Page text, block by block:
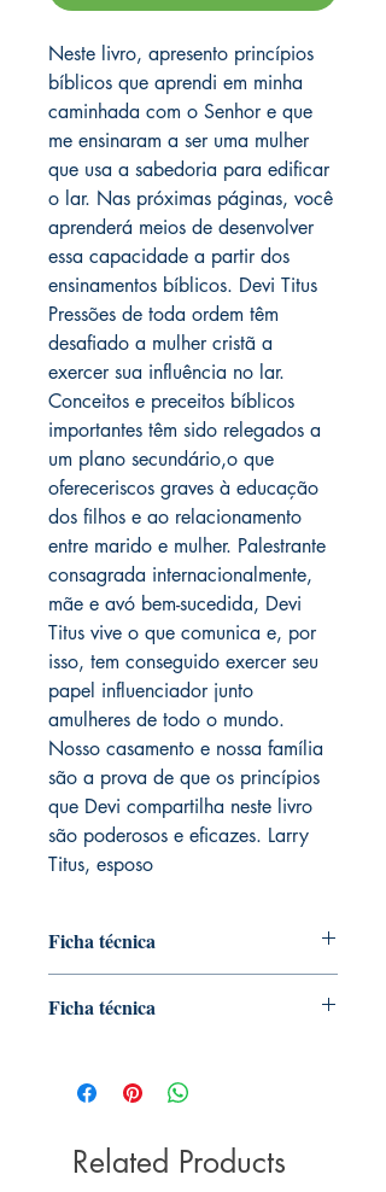
Neste livro, apresento princípios
bíblicos que aprendi em minha
caminhada com o Senhor e que
me ensinaram a ser uma mulher
que usa a sabedoria para edificar
o lar. Nas próximas páginas, você
aprenderá meios de desenvolver
essa capacidade a partir dos
ensinamentos bíblicos. Devi Titus
Pressões de toda ordem têm
desafiado a mulher cristã a
exercer sua influência no lar.
Conceitos e preceitos bíblicos
importantes têm sido relegados a
um plano secundário,o que
ofereceriscos graves à educação
dos filhos e ao relacionamento
entre marido e mulher. Palestrante
consagrada internacionalmente,
mãe e avó bem-sucedida, Devi
Titus vive o que comunica e, por
isso, tem conseguido exercer seu
papel influenciador junto
amulheres de todo o mundo.
Nosso casamento e nossa família
são a prova de que os princípios
que Devi compartilha neste livro
são poderosos e eficazes. Larry
Titus, esposo
Ficha técnica
mais de 50 anos, está entre as mais
Norte. É comunicadora premiada pela
milhares de pessoas todos os anos. A
Ficha técnica
julho 2017)
Idioma ‏ : ‎ Português
ISBN-13 ‏ : ‎ 978-8543302317
Dimensões ‏ : ‎ 20.2 x 13.6 x 1.2 cm
Related Products